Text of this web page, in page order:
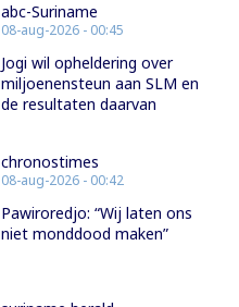
abc-Suriname
08-aug-2026 - 00:45
Jogi wil opheldering over
miljoenensteun aan SLM en
de resultaten daarvan
chronostimes
08-aug-2026 - 00:42
Pawiroredjo: “Wij laten ons
niet monddood maken”